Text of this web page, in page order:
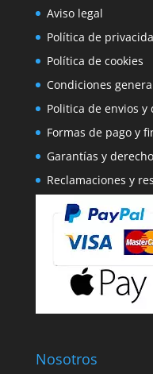
Aviso legal
Política de
Política de cookies
Condiciones
Politica de envios y
Formas de pago y
Garantías y
Reclamaciones y
Nosotros